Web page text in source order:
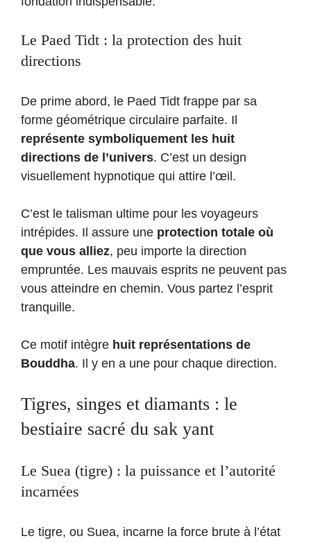
Le Paed Tidt : la protection des huit
directions
De prime abord, le Paed Tidt frappe par sa
forme géométrique circulaire parfaite. Il
représente symboliquement les huit
directions de l’univers. C’est un design
visuellement hypnotique qui attire l’œil.
C’est le talisman ultime pour les voyageurs
intrépides. Il assure une protection totale où
que vous alliez, peu importe la direction
empruntée. Les mauvais esprits ne peuvent pas
vous atteindre en chemin. Vous partez l’esprit
tranquille.
Ce motif intègre huit représentations de
Bouddha. Il y en a une pour chaque direction.
Tigres, singes et diamants : le
bestiaire sacré du sak yant
Le Suea (tigre) : la puissance et l’autorité
incarnées
Le tigre, ou Suea, incarne la force brute à l’état